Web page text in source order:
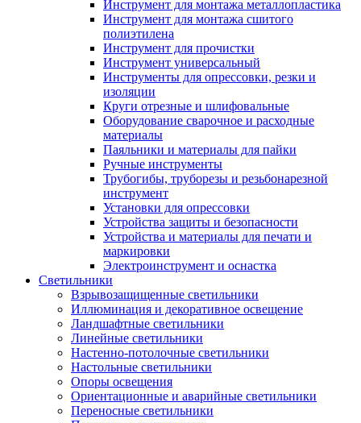
Инструмент для монтажа металлопластика
Инструмент для монтажа сшитого
полиэтилена
Инструмент для прочистки
Инструмент универсальный
Инструменты для опрессовки, резки и
изоляции
Круги отрезные и шлифовальные
Оборудование сварочное и расходные
материалы
Паяльники и материалы для пайки
Ручные инструменты
Трубогибы, труборезы и резьбонарезной
инструмент
Установки для опрессовки
Устройства защиты и безопасности
Устройства и материалы для печати и
маркировки
Электроинструмент и оснастка
Светильники
Взрывозащищенные светильники
Иллюминация и декоративное освещение
Ландшафтные светильники
Линейные светильники
Настенно-потолочные светильники
Настольные светильники
Опоры освещения
Ориентационные и аварийные светильники
Переносные светильники